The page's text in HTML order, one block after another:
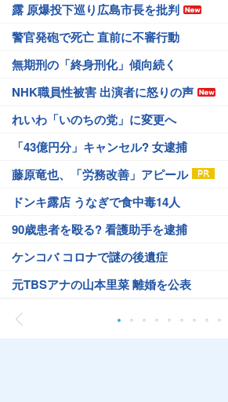
露 原爆投下巡り広島市長を批判
警官発砲で死亡 直前に不審行動
無期刑の「終身刑化」傾向続く
NHK職員性被害 出演者に怒りの声
れいわ「いのちの党」に変更へ
「43億円分」キャンセル? 女逮捕
藤原竜也、「労務改善」アピール
ドンキ露店 うなぎで食中毒14人
90歳患者を殴る? 看護助手を逮捕
ケンコバ コロナで謎の後遺症
元TBSアナの山本里菜 離婚を公表